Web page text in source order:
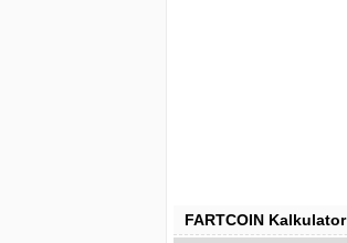
FARTCOIN Kalkulator